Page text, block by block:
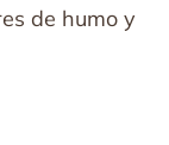
de humo y